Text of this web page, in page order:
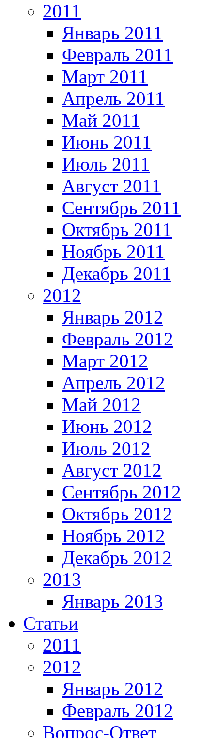
2011
Январь 2011
Февраль 2011
Март 2011
Апрель 2011
Май 2011
Июнь 2011
Июль 2011
Август 2011
Сентябрь 2011
Октябрь 2011
Ноябрь 2011
Декабрь 2011
2012
Январь 2012
Февраль 2012
Март 2012
Апрель 2012
Май 2012
Июнь 2012
Июль 2012
Август 2012
Сентябрь 2012
Октябрь 2012
Ноябрь 2012
Декабрь 2012
2013
Январь 2013
Статьи
2011
2012
Январь 2012
Февраль 2012
Вопрос-Ответ